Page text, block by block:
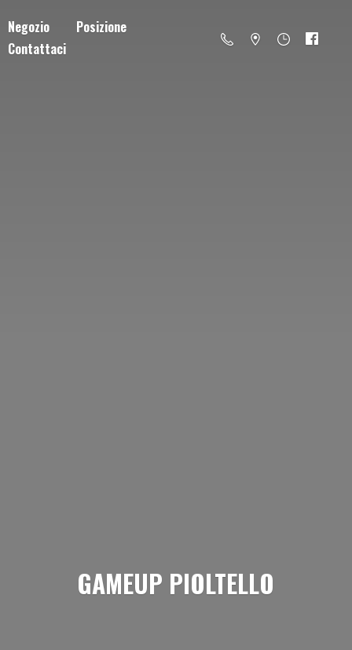
Negozio
Posizione
Contattaci
GAMEUP PIOLTELLO